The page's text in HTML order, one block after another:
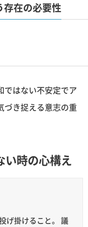
存在の必要性
ではない不安定でア
づき捉える意志の重
い時の心構え
げ掛けること。 議